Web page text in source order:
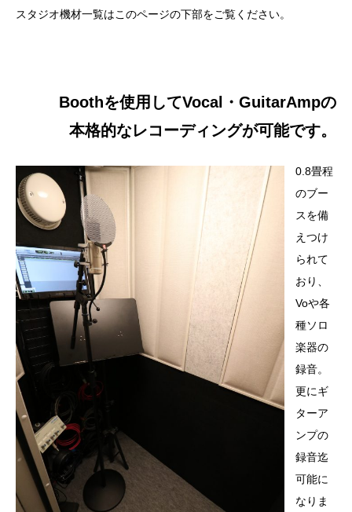
スタジオ機材一覧はこのページの下部をご覧ください。
Boothを使用してVocal・GuitarAmpの
本格的なレコーディングが可能です。
0.8畳程
のブー
スを備
えつけ
られて
おり、
Voや各
種ソロ
楽器の
録音。
更にギ
ターア
ンプの
録音迄
可能に
なりま